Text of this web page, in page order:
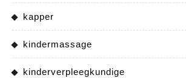
kapper
kindermassage
kinderverpleegkundige